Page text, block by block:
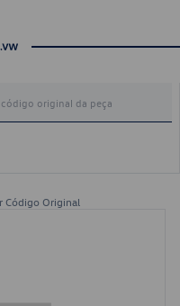
Código Original